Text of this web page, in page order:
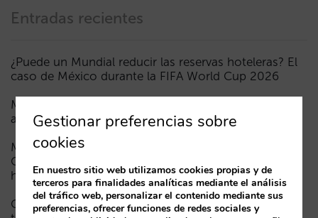
Entradas recientes
¿Puede un Mundial reducir las reservas hoteleras? El
caso de México durante la FIFA World Cup 2026
Menos campañas, más inteligentes: manual IA para
actualizar el marketing digital de tu hotel (parte 1)
Madrid ante la Fórmula 1: aprendizajes del GP de
Catalunya y del GP de Ciudad de México para los
hoteles
Cómo aparece un hotel en los asistentes de IA: las
Gestionar preferencias sobre
cookies
En nuestro sitio web utilizamos cookies propias y de
terceros para finalidades analíticas mediante el análisis
del tráfico web, personalizar el contenido mediante sus
preferencias, ofrecer funciones de redes sociales y